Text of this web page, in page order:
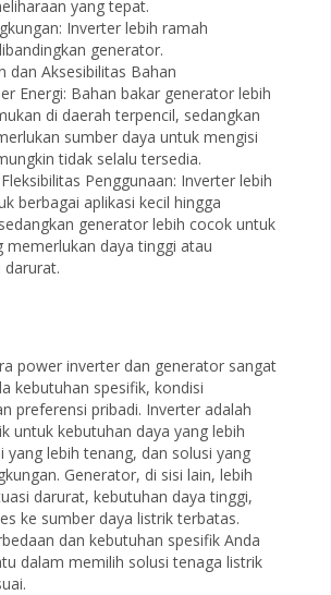
yang tepat.
Inverter lebih ramah
generator.
dan Aksesibilitas Bahan
Energi: Bahan bakar generator lebih
di daerah terpencil, sedangkan
sumber daya untuk mengisi
tidak selalu tersedia.
Penggunaan: Inverter lebih
berbagai aplikasi kecil hingga
generator lebih cocok untuk
memerlukan daya tinggi atau
darurat.
power inverter dan generator sangat
kebutuhan spesifik, kondisi
preferensi pribadi. Inverter adalah
untuk kebutuhan daya yang lebih
yang lebih tenang, dan solusi yang
Generator, di sisi lain, lebih
darurat, kebutuhan daya tinggi,
ke sumber daya listrik terbatas.
dan kebutuhan spesifik Anda
dalam memilih solusi tenaga listrik